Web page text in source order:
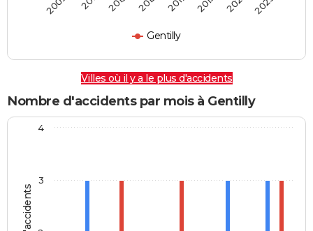
Gentilly
Villes où il y a le plus d'accidents
Nombre d'accidents par mois à Gentilly
3
4